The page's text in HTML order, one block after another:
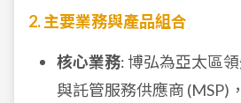
2. 主要業務與產品組合
核心業務: 博弘為亞太區
與託管服務供應商 (MSP)